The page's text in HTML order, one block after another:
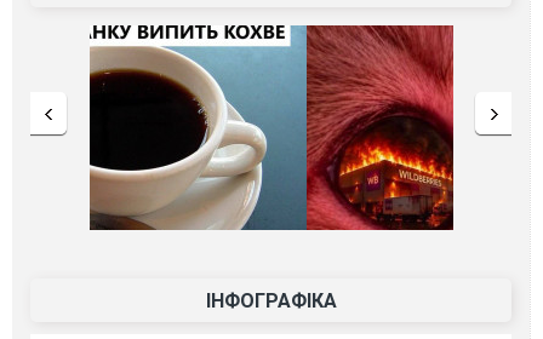
ІНФОГРАФІКА